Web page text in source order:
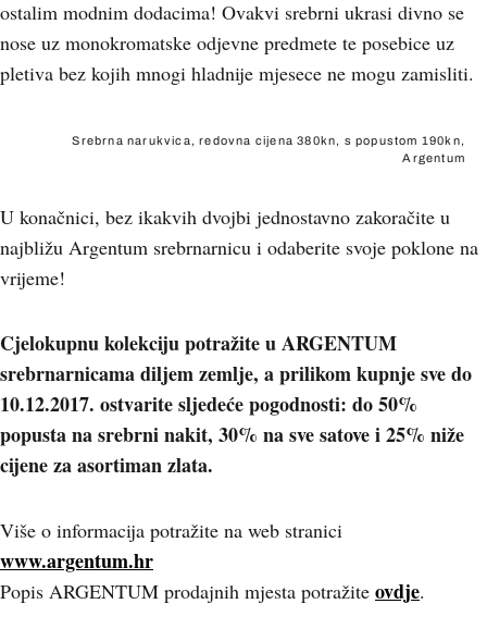
ostalim modnim dodacima! Ovakvi srebrni ukrasi divno se
nose uz monokromatske odjevne predmete te posebice uz
pletiva bez kojih mnogi hladnije mjesece ne mogu zamisliti.
Srebrna narukvica, redovna cijena 380kn, s popustom 190kn,
Argentum
U konačnici, bez ikakvih dvojbi jednostavno zakoračite u
najbližu Argentum srebrnarnicu i odaberite svoje poklone na
vrijeme!
Cjelokupnu kolekciju potražite u ARGENTUM
srebrnarnicama diljem zemlje, a prilikom kupnje sve do
10.12.2017. ostvarite sljedeće pogodnosti: do 50%
popusta na srebrni nakit, 30% na sve satove i 25% niže
cijene za asortiman zlata.
Više o informacija potražite na web stranici
www.argentum.hr
Popis ARGENTUM prodajnih mjesta potražite ovdje.